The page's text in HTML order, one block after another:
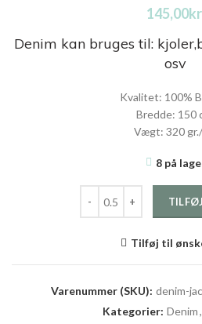
Denim kan bruges til:
osv
Kvalitet: 100%
Bredde: 150
Vægt: 320
8 på
Tilføj til
Varenummer (SKU): denim-
Kategorier: Denim,